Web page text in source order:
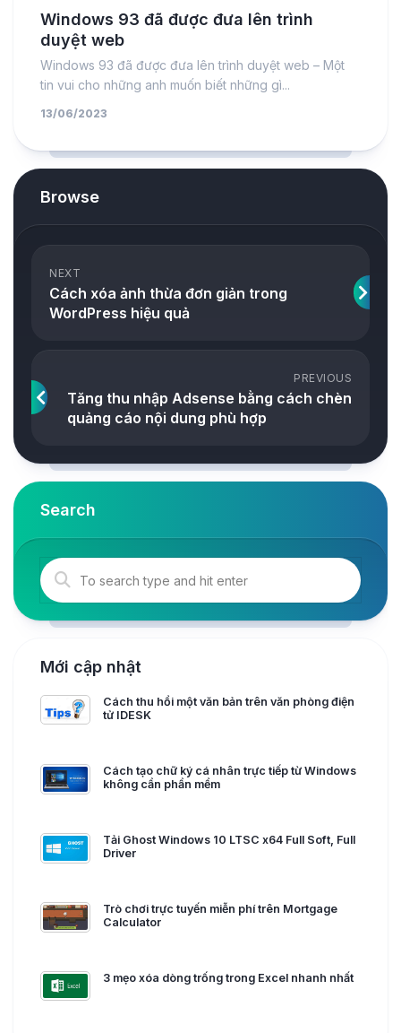
Windows 93 đã được đưa lên trình
duyệt web
Windows 93 đã được đưa lên trình duyệt web – Một
tin vui cho những anh muốn biết những gì...
13/06/2023
Browse
NEXT
Cách xóa ảnh thừa đơn giản trong
WordPress hiệu quả
PREVIOUS
Tăng thu nhập Adsense bằng cách chèn
quảng cáo nội dung phù hợp
Search
Mới cập nhật
Cách thu hồi một văn bản trên văn phòng điện
tử IDESK
Cách tạo chữ ký cá nhân trực tiếp từ Windows
không cần phần mềm
Tải Ghost Windows 10 LTSC x64 Full Soft, Full
Driver
Trò chơi trực tuyến miễn phí trên Mortgage
Calculator
3 mẹo xóa dòng trống trong Excel nhanh nhất